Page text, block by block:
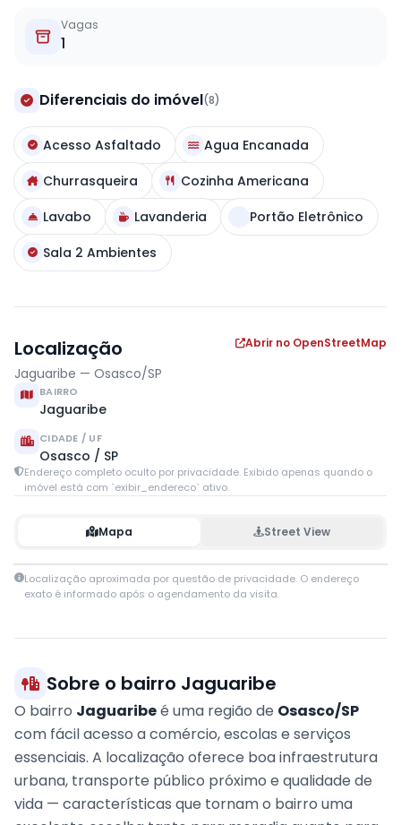
Vagas
1
Diferenciais do imóvel(8)
Acesso Asfaltado
Agua Encanada
Churrasqueira
Cozinha Americana
Lavabo
Lavanderia
Portão Eletrônico
Sala 2 Ambientes
Localização
Jaguaribe — Osasco/SP
Abrir no OpenStreetMap
BAIRRO
Jaguaribe
CIDADE / UF
Osasco / SP
Endereço completo oculto por privacidade. Exibido apenas quando o
imóvel está com `exibir_endereco` ativo.
Mapa Street View
+
Localização aproximada por questão de privacidade. O endereço
exato é informado após o agendamento da visita.
Sobre o bairro Jaguaribe
O bairro Jaguaribeé uma região de Osasco/SP
com fácil acesso a comércio, escolas e serviços
essenciais. A localização oferece boa infraestrutura
urbana, transporte público próximo e qualidade de
vida — características que tornam o bairro uma